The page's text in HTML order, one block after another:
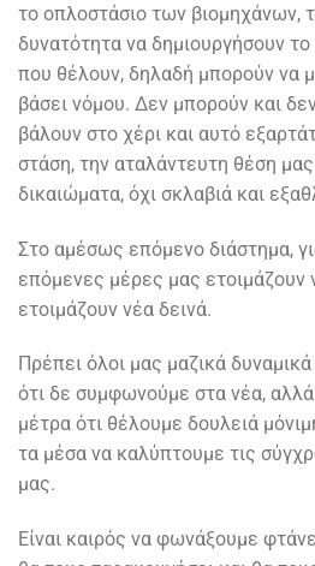
το οπλοστάσιο των βιομηχάνων,
δυνατότητα να δημιουργήσουν
που θέλουν, δηλαδή μπορούν να
βάσει νόμου. Δεν μπορούν και
βάλουν στο χέρι και αυτό
στάση, την αταλάντευτη θέση
δικαιώματα, όχι σκλαβιά και
Στο αμέσως επόμενο διάστημα,
επόμενες μέρες μας ετοιμάζουν
ετοιμάζουν νέα δεινά.
Πρέπει όλοι μας μαζικά
ότι δε συμφωνούμε στα νέα,
μέτρα ότι θέλουμε δουλειά
τα μέσα να καλύπτουμε τις
Είναι καιρός να φωνάξουμε